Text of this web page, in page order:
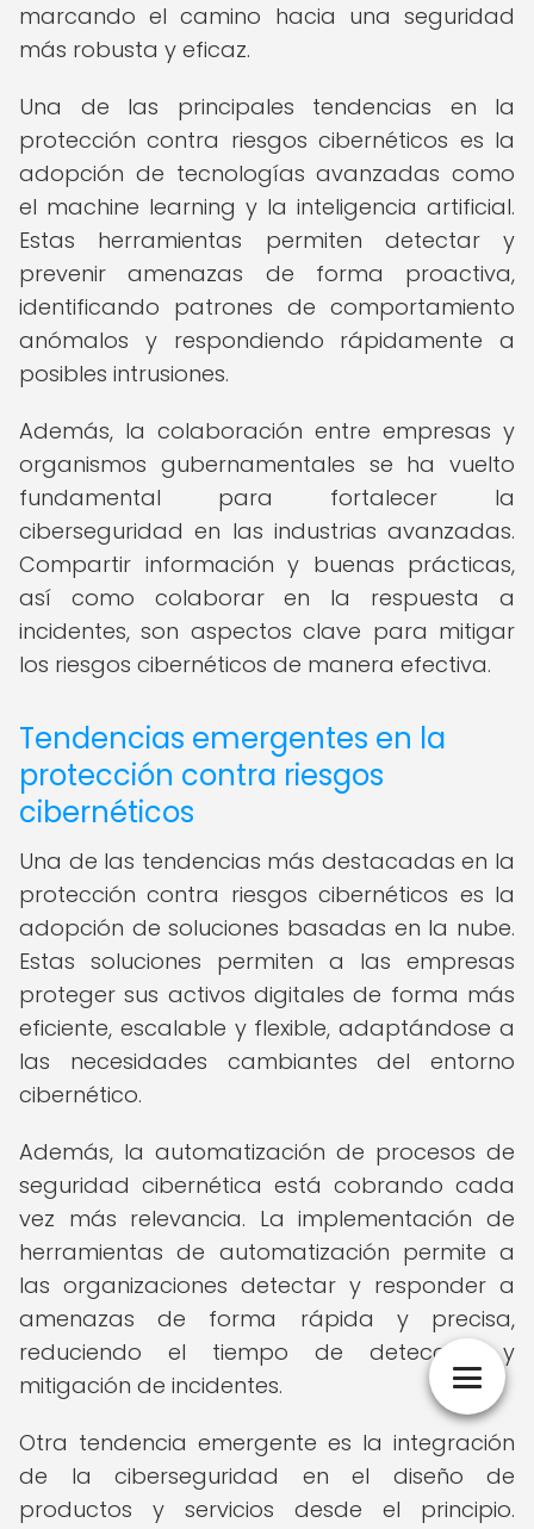
marcando el camino hacia una seguridad
más robusta y eficaz.
Una de las principales tendencias en la
protección contra riesgos cibernéticos es la
adopción de tecnologías avanzadas como
el machine learning y la inteligencia artificial.
Estas herramientas permiten detectar y
prevenir amenazas de forma proactiva,
identificando patrones de comportamiento
anómalos y respondiendo rápidamente a
posibles intrusiones.
Además, la colaboración entre empresas y
organismos gubernamentales se ha vuelto
fundamental para fortalecer la
ciberseguridad en las industrias avanzadas.
Compartir información y buenas prácticas,
así como colaborar en la respuesta a
incidentes, son aspectos clave para mitigar
los riesgos cibernéticos de manera efectiva.
Tendencias emergentes en la
protección contra riesgos
cibernéticos
Una de las tendencias más destacadas en la
protección contra riesgos cibernéticos es la
adopción de soluciones basadas en la nube.
Estas soluciones permiten a las empresas
proteger sus activos digitales de forma más
eficiente, escalable y flexible, adaptándose a
las necesidades cambiantes del entorno
cibernético.
Además, la automatización de procesos de
seguridad cibernética está cobrando cada
vez más relevancia. La implementación de
herramientas de automatización permite a
las organizaciones detectar y responder a
amenazas de forma rápida y precisa,
reduciendo el tiempo de detección y
mitigación de incidentes.
Otra tendencia emergente es la integración
de la ciberseguridad en el diseño de
productos y servicios desde el principio.